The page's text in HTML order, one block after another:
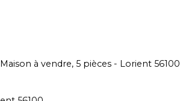
Maison à vendre, 5 pièces - Lorient 56100